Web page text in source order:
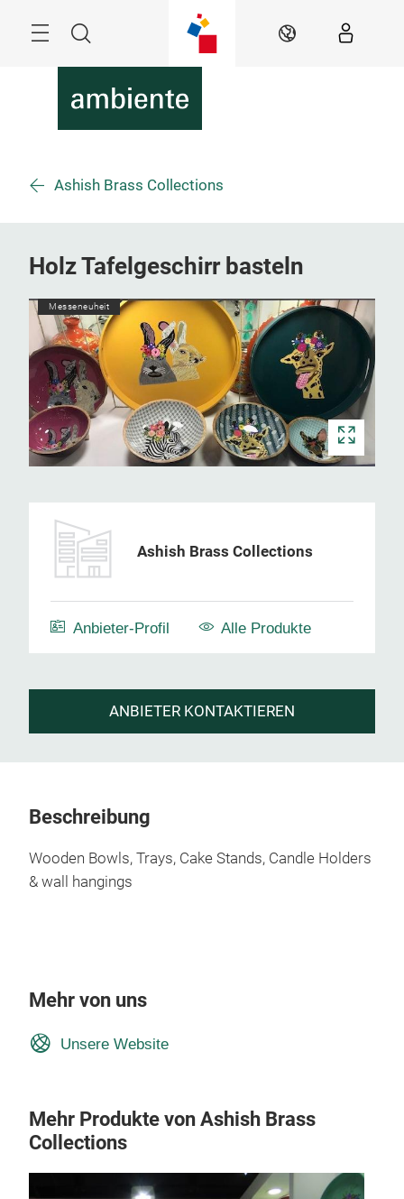
Suche DE
Ashish Brass Collections
Holz Tafelgeschirr basteln
Messeneuheit
Ashish Brass Collections
Anbieter-Profil Alle Produkte
ANBIETER KONTAKTIEREN
Beschreibung
Wooden Bowls, Trays, Cake Stands, Candle Holders
& wall hangings
Mehr von uns
Unsere Website
Mehr Produkte von Ashish Brass
Collections